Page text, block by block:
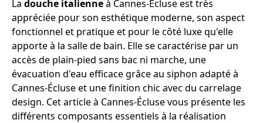
La douche italienneà Cannes-Écluse est très
appréciée pour son esthétique moderne, son aspect
fonctionnel et pratique et pour le côté luxe qu'elle
apporte à la salle de bain. Elle se caractérise par un
accès de plain-pied sans bac ni marche, une
évacuation d'eau efficace grâce au siphon adapté à
Cannes-Écluse et une finition chic avec du carrelage
design. Cet article à Cannes-Écluse vous présente les
différents composants essentiels à la réalisation